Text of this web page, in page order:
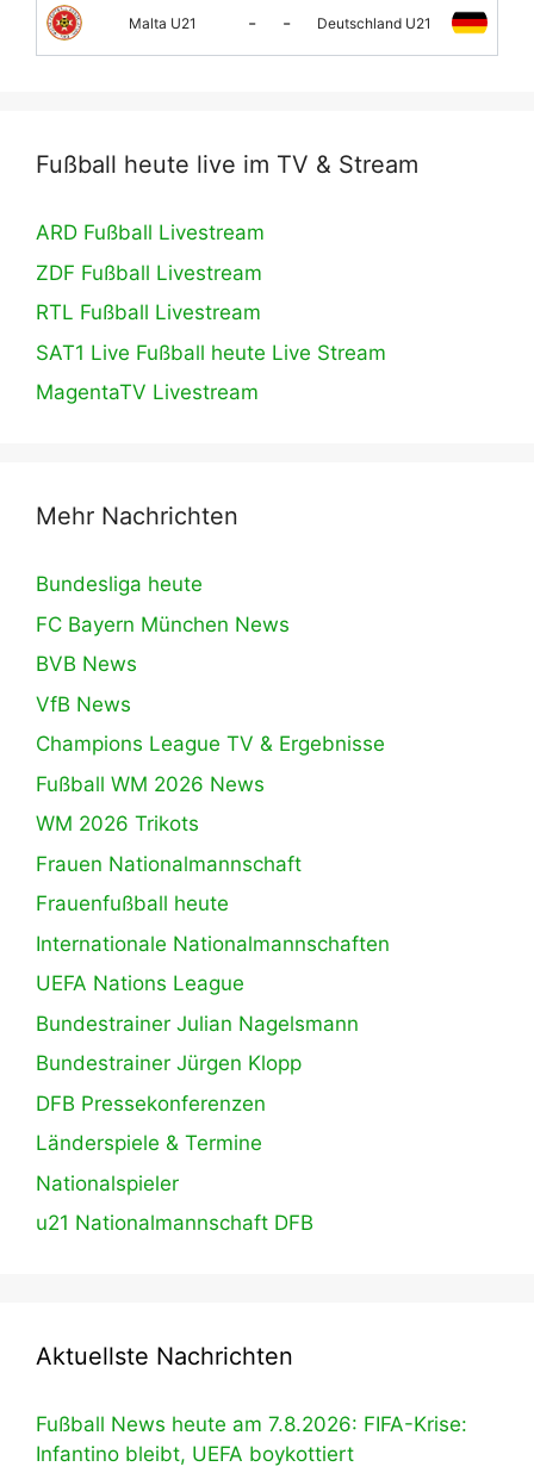
Malta U21 - - Deutschland U21
Fußball heute live im TV & Stream
ARD Fußball Livestream
ZDF Fußball Livestream
RTL Fußball Livestream
SAT1 Live Fußball heute Live Stream
MagentaTV Livestream
Mehr Nachrichten
Bundesliga heute
FC Bayern München News
BVB News
VfB News
Champions League TV & Ergebnisse
Fußball WM 2026 News
WM 2026 Trikots
Frauen Nationalmannschaft
Frauenfußball heute
Internationale Nationalmannschaften
UEFA Nations League
Bundestrainer Julian Nagelsmann
Bundestrainer Jürgen Klopp
DFB Pressekonferenzen
Länderspiele & Termine
Nationalspieler
u21 Nationalmannschaft DFB
Aktuellste Nachrichten
Fußball News heute am 7.8.2026: FIFA-Krise:
Infantino bleibt, UEFA boykottiert